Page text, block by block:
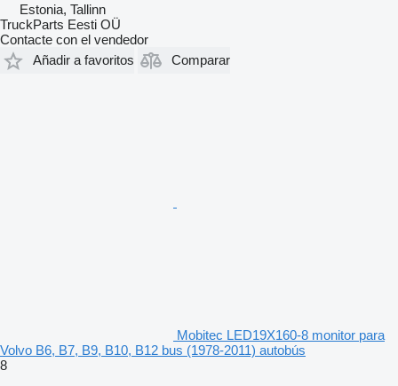
Estonia, Tallinn
TruckParts Eesti OÜ
Contacte con el vendedor
Añadir a favoritos
Comparar
Mobitec LED19X160-8 monitor para
Volvo B6, B7, B9, B10, B12 bus (1978-2011) autobús
8